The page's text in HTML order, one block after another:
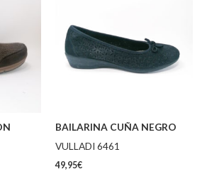
BAILARINA CUÑA NEGRO
VULLADI 6461
49,95€